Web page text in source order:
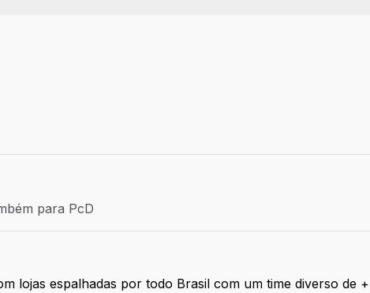
SPEfetivo
para PcD
para PcD
lojas espalhadas por todo Brasil com um time diverso de